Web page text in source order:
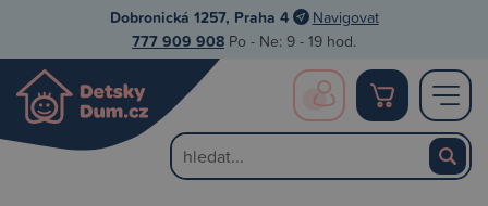
Dobronická 1257, Praha 4 Navigovat
777 909 908 Po - Ne: 9 - 19 hod.